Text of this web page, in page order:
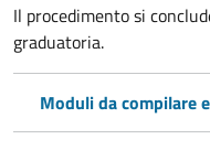
Il procedimento si
graduatoria.
Moduli da compilare